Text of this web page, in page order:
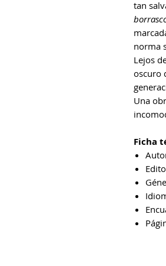
tan
norma
Lejos
oscuro
Una
Ficha